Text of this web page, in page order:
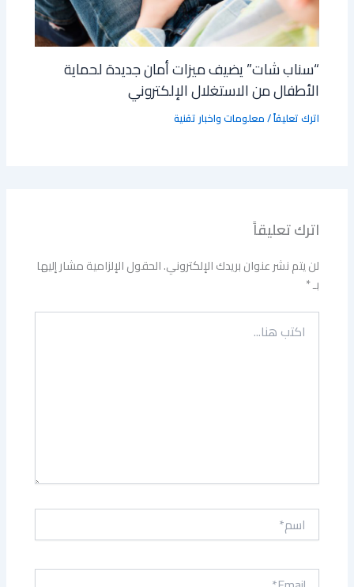
“سناب شات” يضيف ميزات أمان جديدة لحماية
الأطفال من الاستغلال الإلكتروني
اترك تعليقاً/معلومات واخبار تقنية
اترك تعليقاً
لن يتم نشر عنوان بريدك الإلكتروني.الحقول الإلزامية مشار إليها
بـ*
اكتب
هنا...
اسم*
Email*